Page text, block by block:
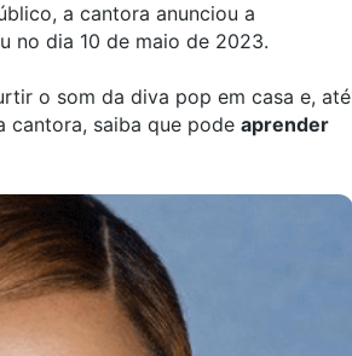
a cantora anunciou a
no dia 10 de maio de 2023.
o som da diva pop em casa e, até
cantora, saiba que pode aprender